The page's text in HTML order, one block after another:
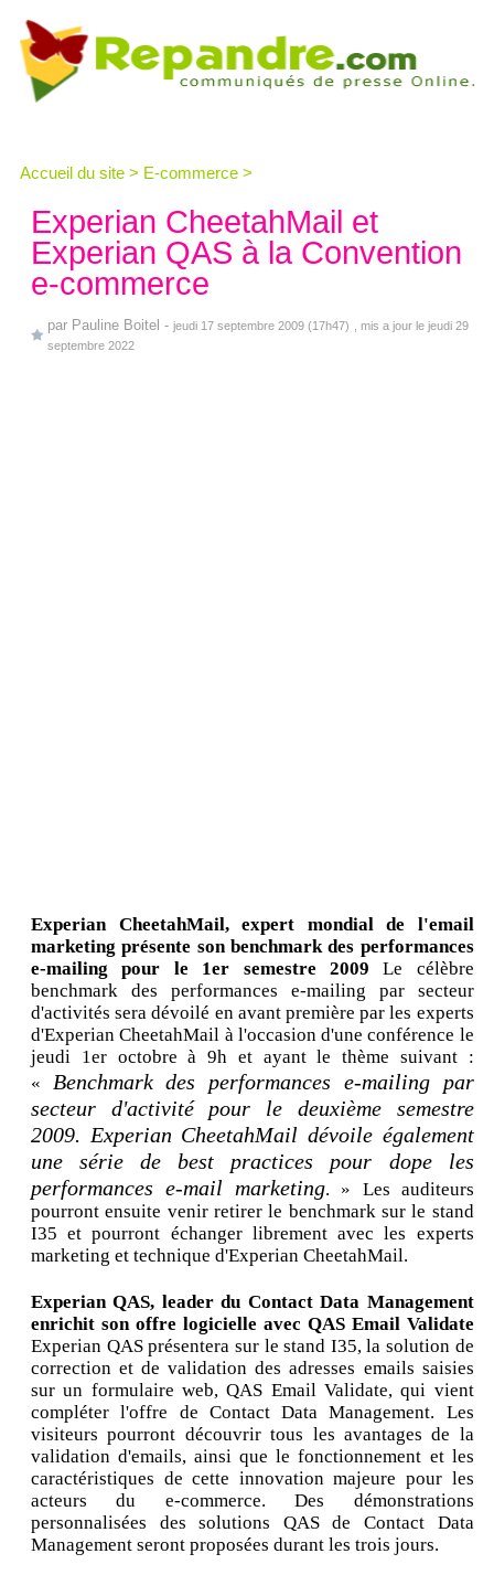
Accueil du site > E-commerce >
Experian CheetahMail et
Experian QAS à la Convention
e-commerce
par Pauline Boitel - jeudi 17 septembre 2009 (17h47)
, mis a jour le jeudi 29
septembre 2022
Experian CheetahMail, expert mondial de l'email
marketing présente son benchmark des performances
e-mailing pour le 1er semestre 2009 Le célèbre
benchmark des performances e-mailing par secteur
d'activités sera dévoilé en avant première par les experts
d'Experian CheetahMail à l'occasion d'une conférence le
jeudi 1er octobre à 9h et ayant le thème suivant :
« Benchmark des performances e-mailing par
secteur d'activité pour le deuxième semestre
2009. Experian CheetahMail dévoile également
une série de best practices pour dope les
performances e-mail marketing. » Les auditeurs
pourront ensuite venir retirer le benchmark sur le stand
I35 et pourront échanger librement avec les experts
marketing et technique d'Experian CheetahMail.
Experian QAS, leader du Contact Data Management
enrichit son offre logicielle avec QAS Email Validate
Experian QAS présentera sur le stand I35, la solution de
correction et de validation des adresses emails saisies
sur un formulaire web, QAS Email Validate, qui vient
compléter l'offre de Contact Data Management. Les
visiteurs pourront découvrir tous les avantages de la
validation d'emails, ainsi que le fonctionnement et les
caractéristiques de cette innovation majeure pour les
acteurs du e-commerce. Des démonstrations
personnalisées des solutions QAS de Contact Data
Management seront proposées durant les trois jours.